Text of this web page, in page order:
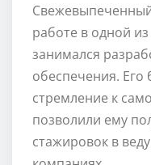
работе в одной
занимался
обеспечения. Его
стремление к
позволили ему
стажировок в